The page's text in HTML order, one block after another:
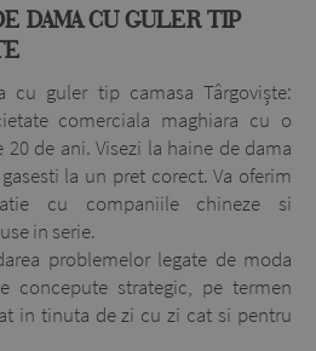
DAMA CU GULER TIP
cu guler tip camasa Târgoviște:
comerciala maghiara cu o
de ani. Visezi la haine de dama
la un pret corect. Va oferim
cu companiile chineze si
in serie.
problemelor legate de moda
concepute strategic, pe termen
in tinuta de zi cu zi cat si pentru